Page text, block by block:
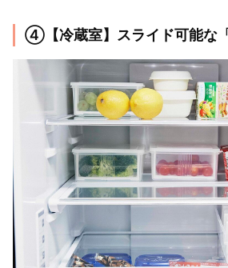
④【冷蔵室】スライド可能な「